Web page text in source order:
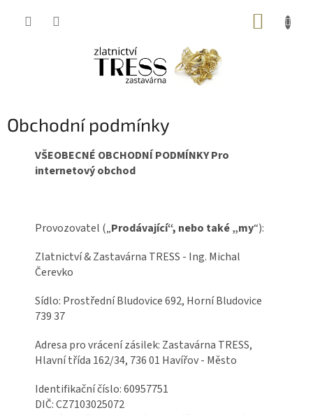
Obchodní podmínky
VŠEOBECNÉ OBCHODNÍ PODMÍNKY Pro
internetový obchod
Provozovatel („Prodávající“, nebo také „my“):
Zlatnictví & Zastavárna TRESS - Ing. Michal
Čerevko
Sídlo: Prostřední Bludovice 692, Horní Bludovice
739 37
Adresa pro vrácení zásilek: Zastavárna TRESS,
Hlavní třída 162/34, 736 01 Havířov - Město
Identifikační číslo: 60957751
DIČ: CZ7103025072